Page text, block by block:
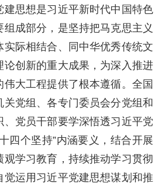
建思想是习近平新时代中国特色
成部分，是坚持把马克思主义
实际相结合、同中华优秀传统文
论创新的重大成果，为深入推进
大工程提供了根本遵循。全国
关党组、各专门委员会分党组和
、党员干部要学深悟透习近平党
四个坚持”内涵要义，结合开展
学习教育，持续推动学习贯彻
觉运用习近平党建思想谋划和推